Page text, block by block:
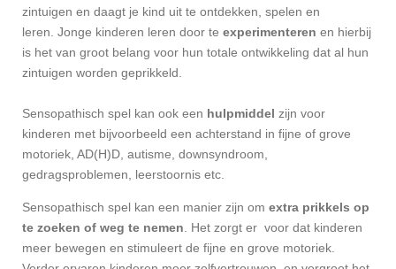
zintuigen en daagt je kind uit te ontdekken, spelen en
leren. Jonge kinderen leren door te experimenteren en hierbij
is het van groot belang voor hun totale ontwikkeling dat al hun
zintuigen worden geprikkeld.
Sensopathisch spel kan ook een hulpmiddel zijn voor
kinderen met bijvoorbeeld een achterstand in fijne of grove
motoriek, AD(H)D, autisme, downsyndroom,
gedragsproblemen, leerstoornis etc.
Sensopathisch spel kan een manier zijn om extra prikkels op
te zoeken of weg te nemen. Het zorgt er voor dat kinderen
meer bewegen en stimuleert de fijne en grove motoriek.